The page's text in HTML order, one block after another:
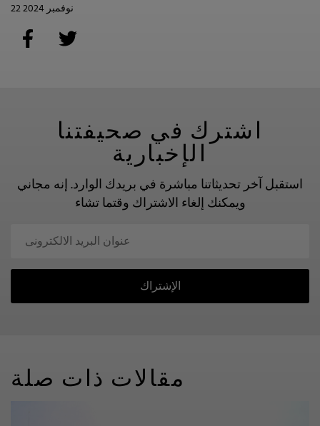
22 نوفمبر 2024
اشترك في صحيفتنا
الإخبارية
استقبل آخر تحديثاتنا مباشرة في بريدك الوارد.إنه مجاني
ويمكنك إلغاء الاشتراك وقتما تشاء
الإشتراك
مقالات ذات صلة